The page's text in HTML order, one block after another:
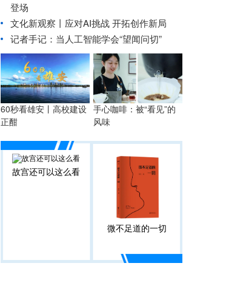
登场
文化新观察丨应对AI挑战 开拓创作新局
记者手记：当人工智能学会“望闻问切”
60秒看雄安丨高校建设
正酣
手心咖啡：被“看见”的
风味
故宫还可以这么看
微不足道的一切